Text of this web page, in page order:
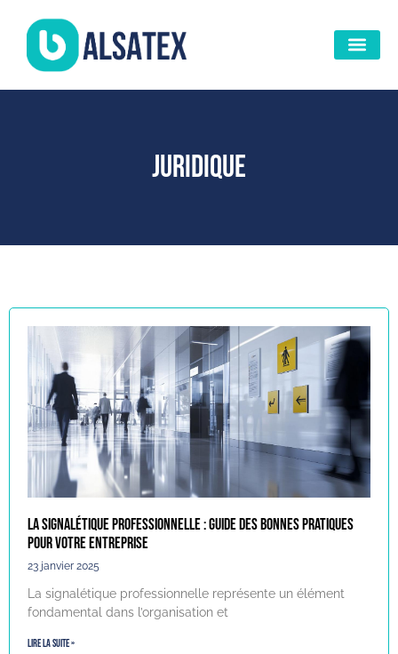
Juridique
La signalétique professionnelle : guide des bonnes pratiques
pour votre entreprise
23 janvier 2025
La signalétique professionnelle représente un élément
fondamental dans l’organisation et
Lire la suite »